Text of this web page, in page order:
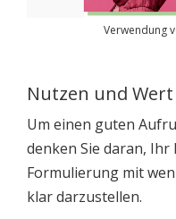
Verwendung
Nutzen und Wert
Um einen guten
denken Sie daran,
Formulierung mit
klar darzustellen.